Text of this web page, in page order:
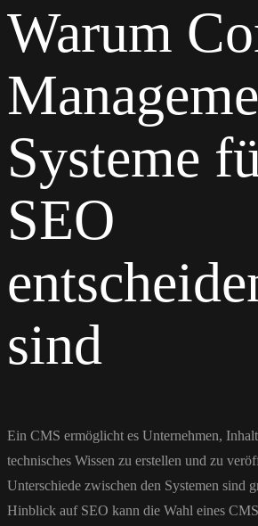
Warum
Systeme
SEO
sind
Ein CMS ermöglicht es Unternehmen,
technisches Wissen zu erstellen und zu
Unterschiede zwischen den Systemen sind
Hinblick auf SEO kann die Wahl eines